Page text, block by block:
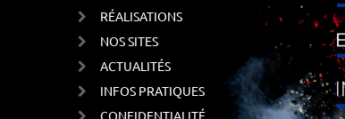
RÉALISATIONS
NOS SITES
ACTUALITÉS
INFOS PRATIQUES
CONFIDENTIALITÉ